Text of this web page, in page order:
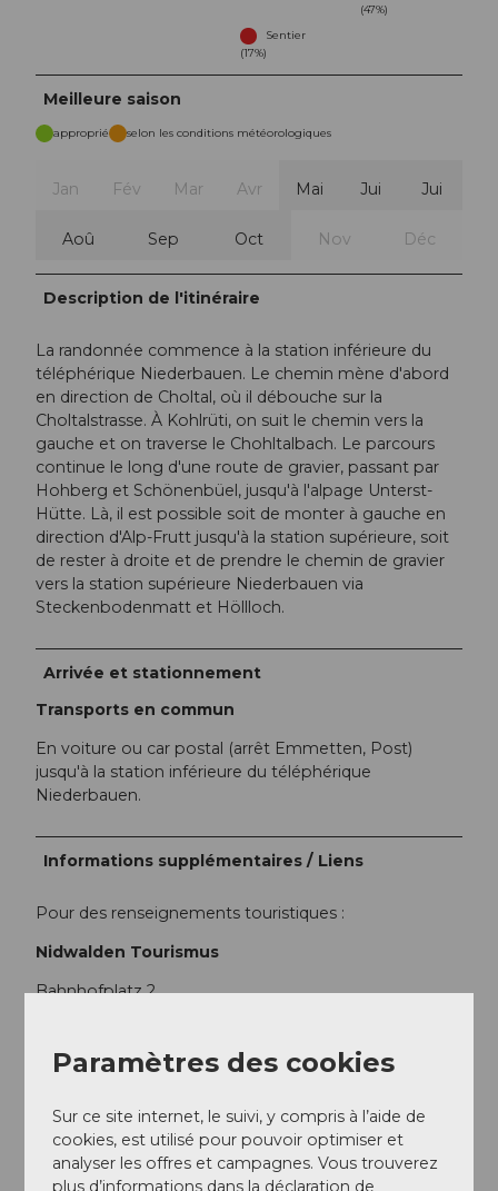
(47%)
Sentier
(17%)
Meilleure saison
approprié selon les conditions météorologiques
Jan Fév Mar Avr Mai Jui Jui
Aoû Sep Oct Nov Déc
Description de l'itinéraire
La randonnée commence à la station inférieure du
téléphérique Niederbauen. Le chemin mène d'abord
en direction de Choltal, où il débouche sur la
Choltalstrasse. À Kohlrüti, on suit le chemin vers la
gauche et on traverse le Chohltalbach. Le parcours
continue le long d'une route de gravier, passant par
Hohberg et Schönenbüel, jusqu'à l'alpage Unterst-
Hütte. Là, il est possible soit de monter à gauche en
direction d'Alp-Frutt jusqu'à la station supérieure, soit
de rester à droite et de prendre le chemin de gravier
vers la station supérieure Niederbauen via
Steckenbodenmatt et Höllloch.
Arrivée et stationnement
Transports en commun
En voiture ou car postal (arrêt Emmetten, Post)
jusqu'à la station inférieure du téléphérique
Niederbauen.
Informations supplémentaires / Liens
Pour des renseignements touristiques :
Nidwalden Tourismus
Bahnhofplatz 2
+41 (0)41 610 88 33
info@nidwalden.com
www.nidwalden.com
D'autres tours sur nidwalden.com/wandern
Paramètres des cookies
Sur ce site internet, le suivi, y compris à l’aide de
cookies, est utilisé pour pouvoir optimiser et
analyser les offres et campagnes. Vous trouverez
plus d’informations dans la déclaration de